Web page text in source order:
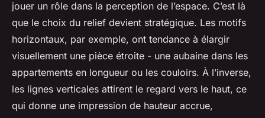
jouer un rôle dans la perception de l’espace. C’est là
que le choix du relief devient stratégique. Les motifs
horizontaux, par exemple, ont tendance à élargir
visuellement une pièce étroite - une aubaine dans les
appartements en longueur ou les couloirs. À l’inverse,
les lignes verticales attirent le regard vers le haut, ce
qui donne une impression de hauteur accrue,